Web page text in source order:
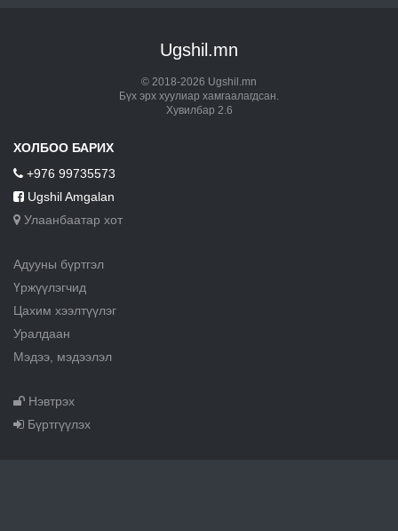
Ugshil.mn
© 2018-2026 Ugshil.mn
Бүх эрх хуулиар хамгаалагдсан.
Хувилбар 2.6
ХОЛБОО БАРИХ
+976 99735573
Ugshil Amgalan
Улаанбаатар хот
Адууны бүртгэл
Үржүүлэгчид
Цахим хээлтүүлэг
Уралдаан
Мэдээ, мэдээлэл
Нэвтрэх
Бүртгүүлэх